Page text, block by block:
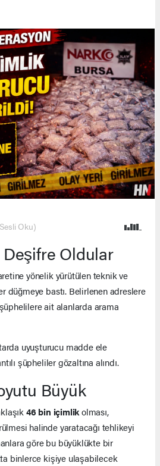
Oku)
Oldular
yönelik yürütülen teknik ve
düğmeye bastı. Belirlenen adreslere
ait alanlarda arama
uyuşturucu madde ele
şüpheliler gözaltına alındı.
Büyük
46 bin içimlikolması,
halinde yaratacağı tehlikeyi
göre bu büyüklükte bir
binlerce kişiye ulaşabilecek